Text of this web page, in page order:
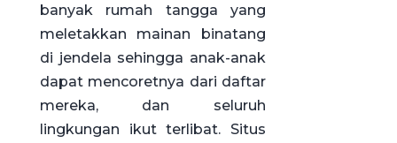
banyak rumah tangga yang
meletakkan mainan binatang
di jendela sehingga anak-anak
dapat mencoretnya dari daftar
mereka, dan seluruh
lingkungan ikut terlibat. Situs